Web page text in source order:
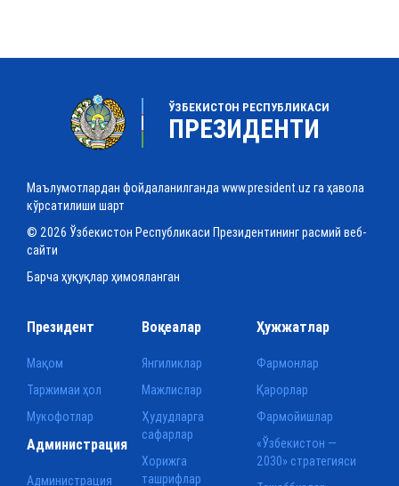
ЎЗБЕКИСТОН РЕСПУБЛИКАСИ
ПРЕЗИДЕНТИ
Маълумотлардан фойдаланилганда www.president.uz га ҳавола
кўрсатилиши шарт
© 2026 Ўзбекистон Республикаси Президентининг расмий веб-
сайти
Барча ҳуқуқлар ҳимояланган
Президент
Мақом
Таржимаи ҳол
Мукофотлар
Воқеалар
Янгиликлар
Мажлислар
Ҳудудларга
сафарлар
Хорижга
ташрифлар
Ҳужжатлар
Фармонлар
Қарорлар
Фармойишлар
«Ўзбекистон —
2030» стратегияси
Администрация
Администрация